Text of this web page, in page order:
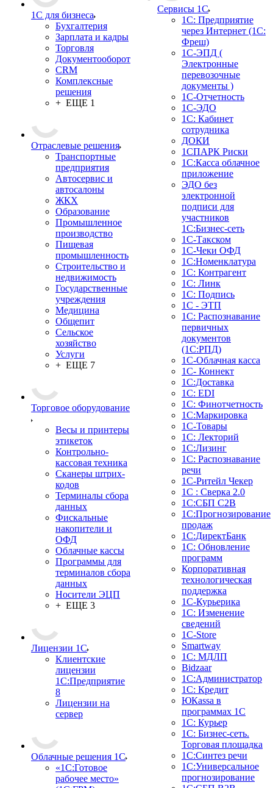
1С для бизнеса
Бухгалтерия
Зарплата и кадры
Торговля
Документооборот
CRM
Комплексные
решения
+ ЕЩЕ 1
Отраслевые решения
Транспортные
предприятия
Автосервис и
автосалоны
ЖКХ
Образование
Промышленное
производство
Пищевая
промышленность
Строительство и
недвижимость
Государственные
учреждения
Медицина
Общепит
Сельское
хозяйство
Услуги
+ ЕЩЕ 7
Торговое оборудование
Весы и принтеры
этикеток
Контрольно-
кассовая техника
Сканеры штрих-
кодов
Терминалы сбора
данных
Фискальные
накопители и
ОФД
Облачные кассы
Программы для
терминалов сбора
данных
Носители ЭЦП
+ ЕЩЕ 3
Лицензии 1С
Клиентские
лицензии
1С:Предприятие
8
Лицензии на
сервер
Облачные решения 1С
«1C:Готовое
рабочее место»
Сервисы 1С
1С: Предприятие
через Интернет (1С:
Фреш)
1С-ЭПД (
Электронные
перевозочные
документы )
1С-Отчетность
1С-ЭДО
1С: Кабинет
сотрудника
ДОКИ
1СПАРК Риски
1С:Касса облачное
приложение
ЭДО без
электронной
подписи для
участников
1С:Бизнес-сеть
1С-Такском
1С-Чеки ОФД
1С:Номенклатура
1С: Контрагент
1С: Линк
1С: Подпись
1С - ЭТП
1С: Распознавание
первичных
документов
(1С:РПД)
1С-Облачная касса
1С- Коннект
1С:Доставка
1С: EDI
1С: Финотчетность
1С:Маркировка
1С-Товары
1С: Лекторий
1С:Лизинг
1С: Распознавание
речи
1C-Ритейл Чекер
1С : Сверка 2.0
1С:СБП C2B
1С:Прогнозирование
продаж
1С:ДиректБанк
1С: Обновление
программ
Корпоративная
технологическая
поддержка
1С-Курьерика
1С: Изменение
сведений
1C-Store
Smartway
1С: МДЛП
Bidzaar
1С:Администратор
1С: Кредит
ЮКаssа в
программах 1С
1С: Курьер
1С: Бизнес-сеть.
Торговая площадка
1С:Синтез речи
1С:Универсальное
прогнозирование